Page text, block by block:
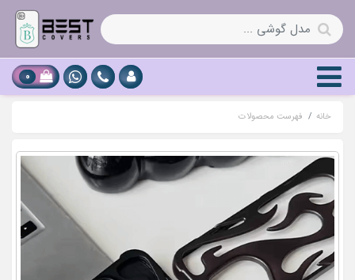
0
خانه فهرست محصولات